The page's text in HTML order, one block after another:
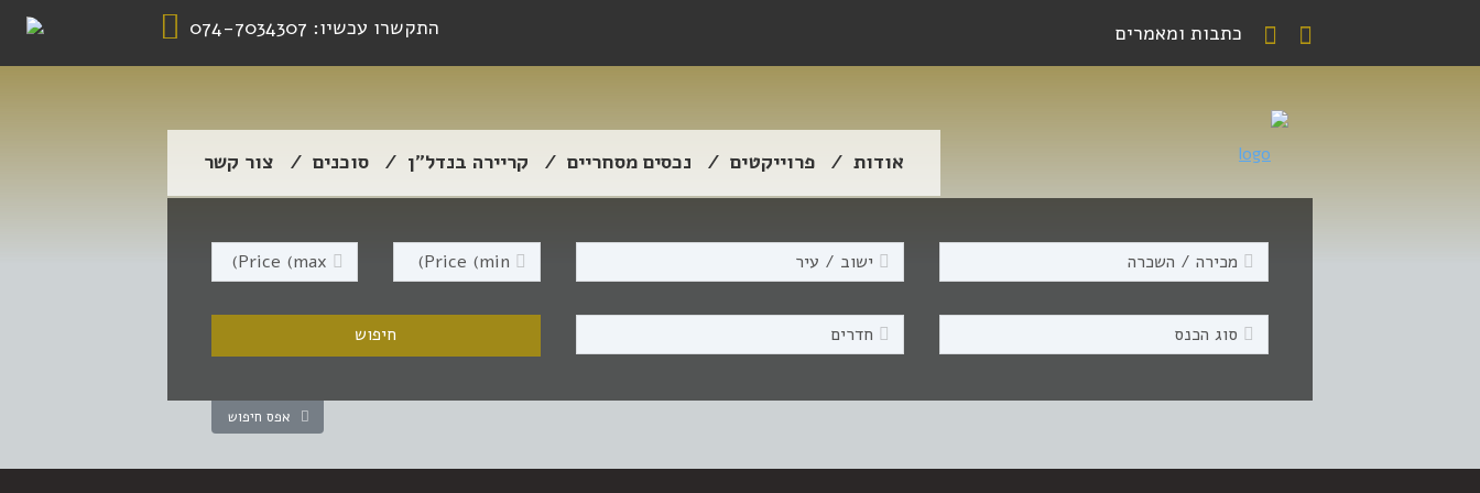
התקשרו עכשיו: 074-7034307 כתבות ומאמרים
אודות פרוייקטים נכסים מסחריים קריירה בנדל”ן סוכנים צור קשר
אפס חיפוש